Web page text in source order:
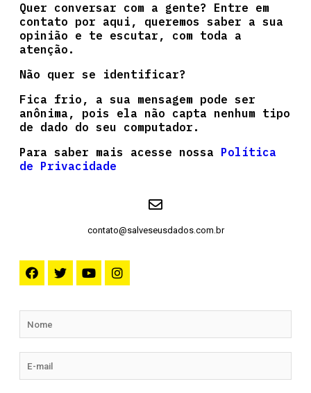
Quer conversar com a gente? Entre em
contato por aqui, queremos saber a sua
opinião e te escutar, com toda a
atenção.
Não quer se identificar?
Fica frio, a sua mensagem pode ser
anônima, pois ela não capta nenhum tipo
de dado do seu computador.
Para saber mais acesse nossa Política
de Privacidade
contato@salveseusdados.com.br